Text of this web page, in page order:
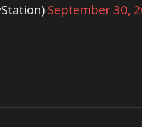
September 30,